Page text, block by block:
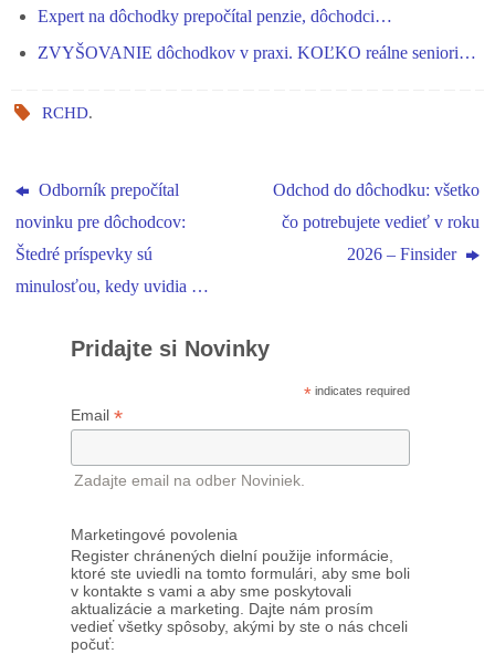
Expert na dôchodky prepočítal penzie, dôchodci…
ZVYŠOVANIE dôchodkov v praxi. KOĽKO reálne seniori…
RCHD.
Odborník prepočítal
novinku pre dôchodcov:
Štedré príspevky sú
minulosťou, kedy uvidia …
Odchod do dôchodku: všetko
čo potrebujete vedieť v roku
2026 – Finsider
Pridajte si Novinky
* indicates required
Email *
Zadajte email na odber Noviniek.
Marketingové povolenia
Register chránených dielní použije informácie,
ktoré ste uviedli na tomto formulári, aby sme boli
v kontakte s vami a aby sme poskytovali
aktualizácie a marketing. Dajte nám prosím
vedieť všetky spôsoby, akými by ste o nás chceli
počuť: